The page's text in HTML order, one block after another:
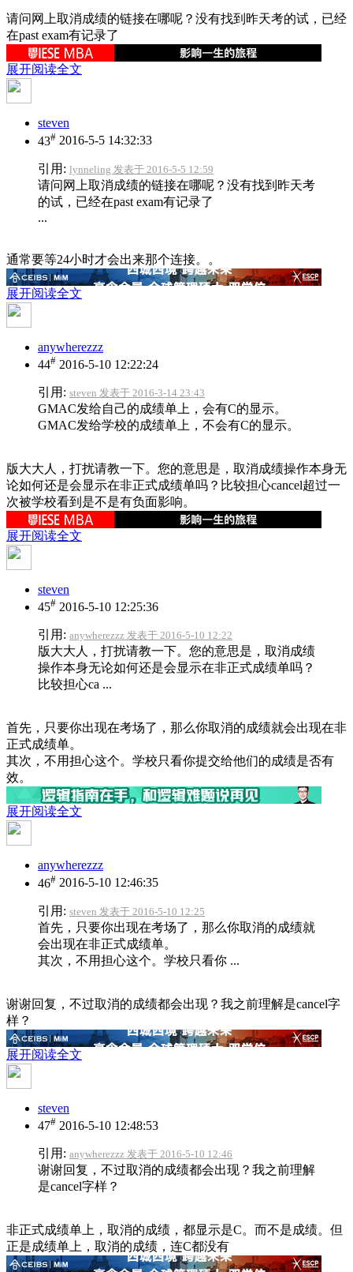
请问网上取消成绩的链接在哪呢？没有找到 昨天考的试，已经
在past exam有记录了
展开阅读全文
steven
43# 2016-5-5 14:32:33
引用: lynneling 发表于 2016-5-5 12:59
请问网上取消成绩的链接在哪呢？没有找到昨天考
的试，已经在past exam有记录了
...
通常要等24小时才会出来那个连接。。
展开阅读全文
anywherezzz
44# 2016-5-10 12:22:24
引用: steven 发表于 2016-3-14 23:43
GMAC发给自己的成绩单上，会有C的显示。
GMAC发给学校的成绩单上，不会有C的显示。
版大大人，打扰请教一下。您的意思是，取消成绩操作本身无
论如何还是会显示在非正式成绩单吗？比较担心cancel超过一
次被学校看到是不是有负面影响。
展开阅读全文
steven
45# 2016-5-10 12:25:36
引用: anywherezzz 发表于 2016-5-10 12:22
版大大人，打扰请教一下。您的意思是，取消成绩
操作本身无论如何还是会显示在非正式成绩单吗？
比较担心ca ...
首先，只要你出现在考场了，那么你取消的成绩就会出现在非
正式成绩单。
其次，不用担心这个。学校只看你提交给他们的成绩是否有
效。
展开阅读全文
anywherezzz
46# 2016-5-10 12:46:35
引用: steven 发表于 2016-5-10 12:25
首先，只要你出现在考场了，那么你取消的成绩就
会出现在非正式成绩单。
其次，不用担心这个。学校只看你 ...
谢谢回复，不过取消的成绩都会出现？我之前理解是cancel字
样？
展开阅读全文
steven
47# 2016-5-10 12:48:53
引用: anywherezzz 发表于 2016-5-10 12:46
谢谢回复，不过取消的成绩都会出现？我之前理解
是cancel字样？
非正式成绩单上，取消的成绩，都显示是C。而不是成绩。但
正是成绩单上，取消的成绩，连C都没有